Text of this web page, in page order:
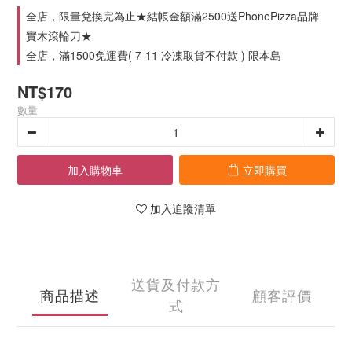
全店，限量兌換完為止★結帳金額滿2500送PhonePizza品牌
實木滾輪刀★
全店，滿1500免運費( 7-11 冷凍取貨不付款 ) 限本島
NT$170
數量
加入購物車 立即購買
加入追蹤清單
商品描述
送貨及付款方
式
顧客評價